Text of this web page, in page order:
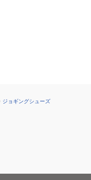
ジョギングシューズ